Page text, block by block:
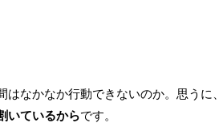
はなかなか行動できないのか。思うに、
いているからです。